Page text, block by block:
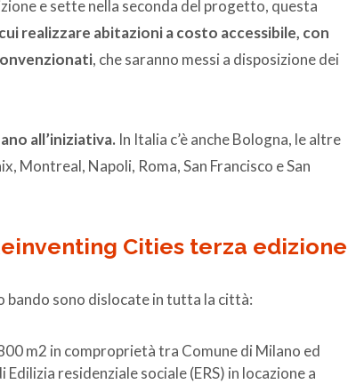
e sette nella seconda del progetto, questa
realizzare abitazioni a costo accessibile, con
, che saranno messi a disposizione dei
all’iniziativa. In Italia c’è anche Bologna, le altre
Montreal, Napoli, Roma, San Francisco e San
Cities terza edizione
bando sono dislocate in tutta la città:
m2 in comproprietà tra Comune di Milano ed
residenziale sociale (ERS) in locazione a